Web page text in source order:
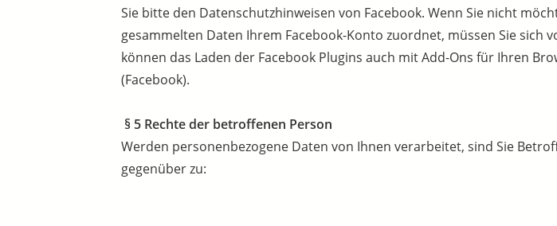
Sie bitte den Datenschutzhinweisen von Facebook. Wenn Sie nicht
gesammelten Daten Ihrem Facebook-Konto zuordnet, müssen Sie sich
können das Laden der Facebook Plugins auch mit Add-Ons für Ihren
(Facebook).
§ 5 Rechte der betroffenen Person
Werden personenbezogene Daten von Ihnen verarbeitet, sind Sie
gegenüber zu: